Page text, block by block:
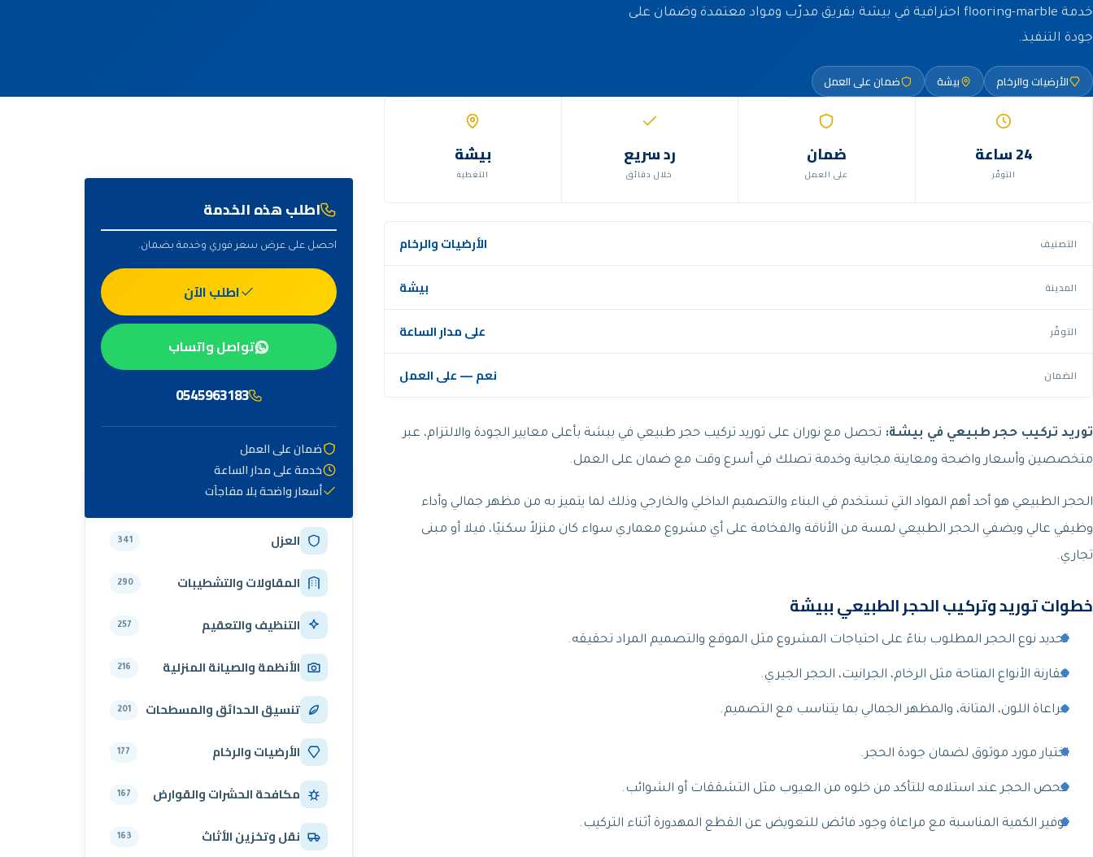
خدمة flooring-marble احترافية في بيشة بفريق مدرّب ومواد معتمدة وضمان على
جودة التنفيذ.
الأرضيات والرخام بيشة ضمان على العمل
24 ساعة
التوفّر
ضمان
على العمل
رد سريع
خلال دقائق
بيشة
التغطية
التصنيف الأرضيات والرخام
المدينة بيشة
التوفّر على مدار الساعة
الضمان نعم — على العمل
توريد تركيب حجر طبيعي في بيشة: تحصل مع نوران على توريد تركيب حجر طبيعي في بيشة بأعلى معايير الجودة والالتزام، عبر
متخصصين وأسعار واضحة ومعاينة مجانية وخدمة تصلك في أسرع وقت مع ضمان على العمل.
الحجر الطبيعي هو أحد أهم المواد التي تستخدم في البناء والتصميم الداخلي والخارجي وذلك لما يتميز به من مظهر جمالي وأداء
وظيفي عالي ويضفي الحجر الطبيعي لمسة من الأناقة والفخامة على أي مشروع معماري سواء كان منزلاً سكنيًا، فيلا أو مبنى
تجاري.
خطوات توريد وتركيب الحجر الطبيعي ببيشة
تحديد نوع الحجر المطلوب بناءً على احتياجات المشروع مثل الموقع والتصميم المراد تحقيقه.
مقارنة الأنواع المتاحة مثل الرخام، الجرانيت، الحجر الجيري.
مراعاة اللون، المتانة، والمظهر الجمالي بما يتناسب مع التصميم.
اختيار مورد موثوق لضمان جودة الحجر.
فحص الحجر عند استلامه للتأكد من خلوه من العيوب مثل التشققات أو الشوائب.
توفير الكمية المناسبة مع مراعاة وجود فائض للتعويض عن القطع المهدورة أثناء التركيب.
اطلب هذه الخدمة
احصل على عرض سعر فوري وخدمة بضمان.
اطلب الآن
تواصل واتساب
0545963183
ضمان على العمل
خدمة على مدار الساعة
أسعار واضحة بلا مفاجآت
أهم التصنيفات
العزل 341
المقاولات والتشطيبات 290
التنظيف والتعقيم 257
الأنظمة والصيانة المنزلية 216
تنسيق الحدائق والمسطحات 201
الأرضيات والرخام 177
مكافحة الحشرات والقوارض 167
نقل وتخزين الأثاث 163